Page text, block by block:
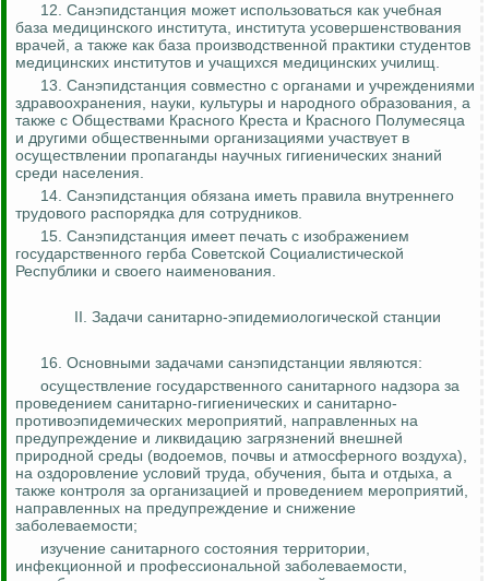
12. Санэпидстанция может использоваться как учебная
база медицинского института, института усовершенствования
врачей, а также как база производственной практики студентов
медицинских институтов и учащихся медицинских училищ.
13. Санэпидстанция совместно с органами и учреждениями
здравоохранения, науки, культуры и народного образования, а
также с Обществами Красного Креста и Красного Полумесяца
и другими общественными организациями участвует в
осуществлении пропаганды научных гигиенических знаний
среди населения.
14. Санэпидстанция обязана иметь правила внутреннего
трудового распорядка для сотрудников.
15. Санэпидстанция имеет печать с изображением
государственного герба Советской Социалистической
Республики и своего наименования.
II. Задачи санитарно-эпидемиологической станции
16. Основными задачами санэпидстанции являются:
осуществление государственного санитарного надзора за
проведением санитарно-гигиенических и санитарно-
противоэпидемических мероприятий, направленных на
предупреждение и ликвидацию загрязнений внешней
природной среды (водоемов, почвы и атмосферного воздуха),
на оздоровление условий труда, обучения, быта и отдыха, а
также контроля за организацией и проведением мероприятий,
направленных на предупреждение и снижение
заболеваемости;
изучение санитарного состояния территории,
инфекционной и профессиональной заболеваемости,